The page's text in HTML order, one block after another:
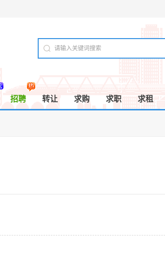
招聘 转让 求购 求职 求租